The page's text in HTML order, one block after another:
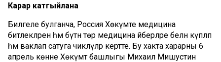
Карар катгыйлана
Билгеле булганча, Россия Хөкүмәте медицина
битлекләрен һәм бүтән төр медицина әйберләре белән күпләп
һәм ваклап сатуга чикләүләр кертте. Бу хакта харарны 6
апрель көнне Хөкүмәт башлыгы Михаил Мишустин